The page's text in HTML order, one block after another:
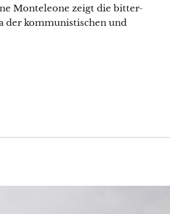
Monteleone zeigt die bitter-
der kommunistischen und